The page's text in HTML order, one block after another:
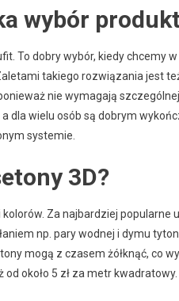
wybór
To dobry wybór, kiedy chcemy
takiego rozwiązania jest
nie wymagają
dla wielu osób są dobrym
systemie.
3D?
Za najbardziej popularne
np. pary wodnej i dymu
mogą z czasem żółknąć, co
około 5 zł za metr kwadratowy.